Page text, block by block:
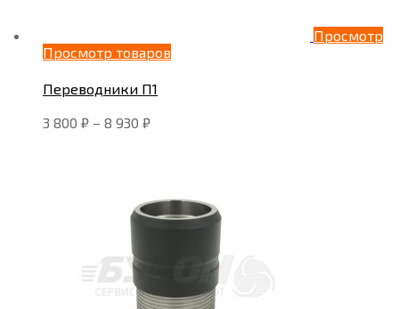
Просмотр
Просмотр товаров
Переводники П1
3 800 ₽ – 8 930 ₽